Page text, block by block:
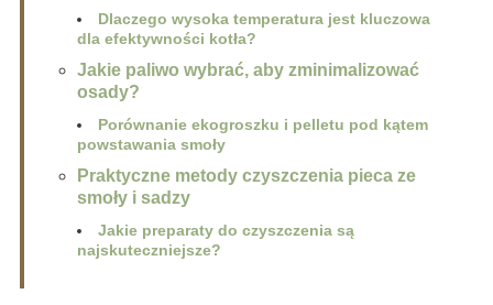
Dlaczego wysoka temperatura jest kluczowa
dla efektywności kotła?
Jakie paliwo wybrać, aby zminimalizować
osady?
Porównanie ekogroszku i pelletu pod kątem
powstawania smoły
Praktyczne metody czyszczenia pieca ze
smoły i sadzy
Jakie preparaty do czyszczenia są
najskuteczniejsze?